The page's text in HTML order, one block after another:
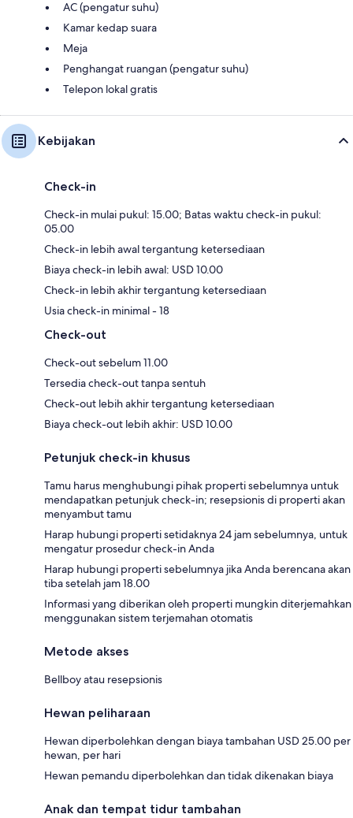
AC (pengatur suhu)
Kamar kedap suara
Meja
Penghangat ruangan (pengatur suhu)
Telepon lokal gratis
Kebijakan
Check-in
Check-in mulai pukul: 15.00; Batas waktu check-in pukul:
05.00
Check-in lebih awal tergantung ketersediaan
Biaya check-in lebih awal: USD 10.00
Check-in lebih akhir tergantung ketersediaan
Usia check-in minimal - 18
Check-out
Check-out sebelum 11.00
Tersedia check-out tanpa sentuh
Check-out lebih akhir tergantung ketersediaan
Biaya check-out lebih akhir: USD 10.00
Petunjuk check-in khusus
Tamu harus menghubungi pihak properti sebelumnya untuk
mendapatkan petunjuk check-in; resepsionis di properti akan
menyambut tamu
Harap hubungi properti setidaknya 24 jam sebelumnya, untuk
mengatur prosedur check-in Anda
Harap hubungi properti sebelumnya jika Anda berencana akan
tiba setelah jam 18.00
Informasi yang diberikan oleh properti mungkin diterjemahkan
menggunakan sistem terjemahan otomatis
Metode akses
Bellboy atau resepsionis
Hewan peliharaan
Hewan diperbolehkan dengan biaya tambahan USD 25.00 per
hewan, per hari
Hewan pemandu diperbolehkan dan tidak dikenakan biaya
Anak dan tempat tidur tambahan